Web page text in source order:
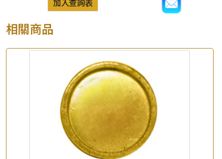
加入查詢表
相關商品